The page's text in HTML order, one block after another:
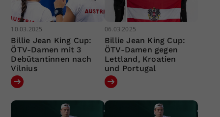
10.03.2025
Billie Jean King Cup:
ÖTV-Damen mit 3
Debütantinnen nach
Vilnius
06.03.2025
Billie Jean King Cup:
ÖTV-Damen gegen
Lettland, Kroatien
und Portugal